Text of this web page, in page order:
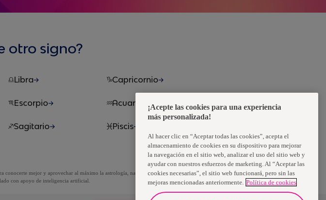
otro signo?
Libra
Escorpio
Sagitario
Capricornio
Acuario
Piscis
conocerte mejor y aprovechar al máximo la astrología, nada
con apoyo de inteligencia artificial.
¡Acepte las cookies para una experiencia
más personalizada!
Al hacer clic en “Aceptar todas las cookies”, acepta el
almacenamiento de cookies en su dispositivo para mejorar
la navegación en el sitio web, analizar el uso del sitio web y
ayudar con nuestros esfuerzos de marketing. Al “Aceptar las
cookies necesarias”, el sitio web funcionará, pero sin las
mejoras mencionadas anteriormente. Política de cookies